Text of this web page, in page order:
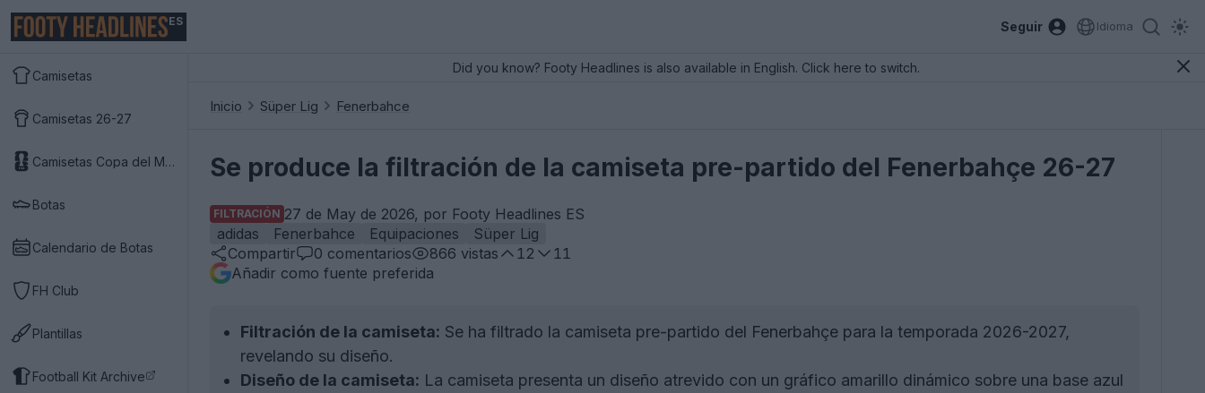
ES Seguir Idioma
Camisetas
Camisetas 26-27
Camisetas Copa del Mundo 2026
Botas
Calendario de Botas
FH Club
Plantillas
Football Kit Archive
Did you know? Footy Headlines is also available in English. Click here to switch.
Inicio Süper Lig Fenerbahce
Se produce la filtración de la camiseta pre-partido del Fenerbahçe 26-27
FILTRACIÓN 27 de May de 2026, por Footy Headlines ES
adidas
Fenerbahce Equipaciones
Süper Lig
Compartir
0 comentarios 866 vistas 12
11
Añadir como fuente preferida
Filtración de la camiseta: Se ha filtrado la camiseta pre-partido del Fenerbahçe para la temporada 2026-2027,
revelando su diseño.
Diseño de la camiseta: La camiseta presenta un diseño atrevido con un gráfico amarillo dinámico sobre una base azul